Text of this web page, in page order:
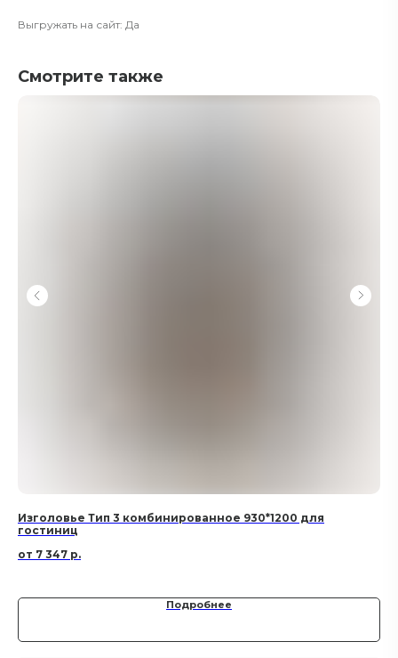
Выгружать на сайт: Да
Смотрите также
Изголовье Тип 3 комбинированное 930*1200 для
гостиниц
7 347 р.
Подробнее